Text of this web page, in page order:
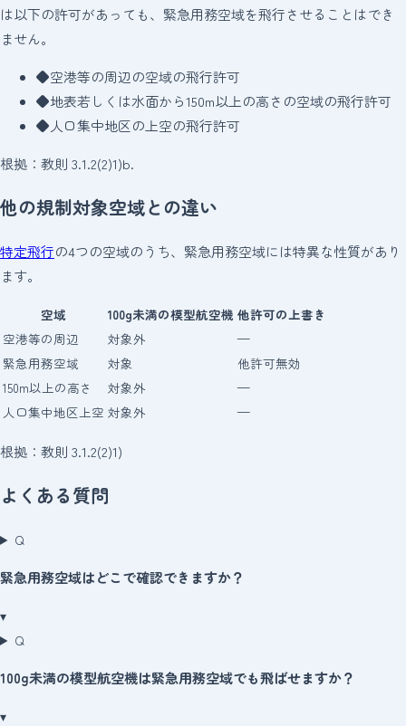
は以下の許可があっても、緊急用務空域を飛行させることはでき
ません。
◆空港等の周辺の空域の飛行許可
◆地表若しくは水面から150m以上の高さの空域の飛行許可
◆人口集中地区の上空の飛行許可
根拠：教則 3.1.2(2)1)b.
他の規制対象空域との違い
特定飛行の4つの空域のうち、緊急用務空域には特異な性質があり
ます。
空域 100g未満の模型航空機 他許可の上書き
空港等の周辺
対象外
—
緊急用務空域
対象
他許可無効
150m以上の高さ
対象外
—
人口集中地区上空 対象外 —
根拠：教則 3.1.2(2)1)
よくある質問
Q
緊急用務空域はどこで確認できますか？
▾
Q
100g未満の模型航空機は緊急用務空域でも飛ばせますか？
▾